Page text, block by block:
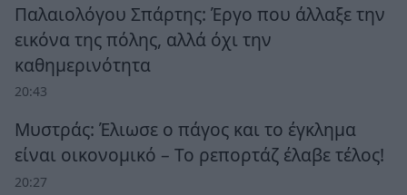
Παλαιολόγου Σπάρτης: Έργο που άλλαξε την
εικόνα της πόλης, αλλά όχι την
καθημερινότητα
20:43
Μυστράς: Έλιωσε ο πάγος και το έγκλημα
είναι οικονομικό – Το ρεπορτάζ έλαβε τέλος!
20:27